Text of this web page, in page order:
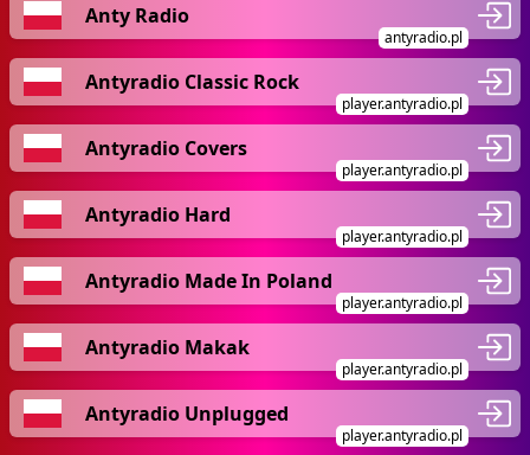
Anty Radio
antyradio.pl
Antyradio Classic Rock
player.antyradio.pl
Antyradio Covers
player.antyradio.pl
Antyradio Hard
player.antyradio.pl
Antyradio Made In Poland
player.antyradio.pl
Antyradio Makak
player.antyradio.pl
Antyradio Unplugged
player.antyradio.pl